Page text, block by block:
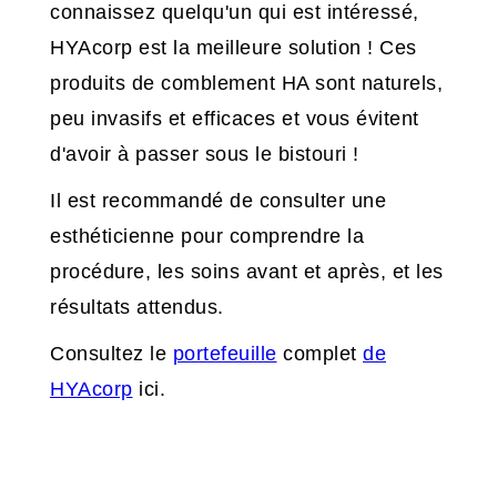
connaissez quelqu'un qui est intéressé,
HYAcorp est la meilleure solution ! Ces
produits de comblement HA sont naturels,
peu invasifs et efficaces et vous évitent
d'avoir à passer sous le bistouri !
Il est recommandé de consulter une
esthéticienne pour comprendre la
procédure, les soins avant et après, et les
résultats attendus.
Consultez le portefeuille complet de
HYAcorp ici.